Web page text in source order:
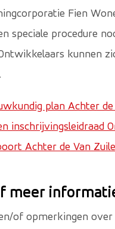
Fien
speciale procedure
kunnen
plan Achter
inschrijvingsleidraad
Achter de Van
meer
of opmerkingen